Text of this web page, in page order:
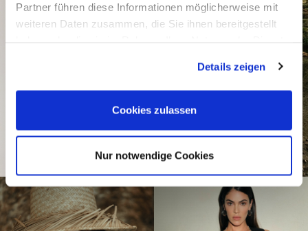
Partner führen diese Informationen möglicherweise mit
weiteren Daten zusammen, die Sie ihnen bereitgestellt
Details zeigen
Cookies zulassen
Nur notwendige Cookies